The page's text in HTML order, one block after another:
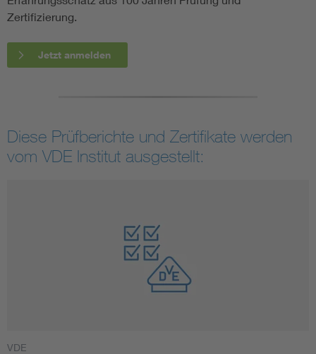
Zertifizierung.
Jetzt anmelden
Diese Prüfberichte und Zertifikate werden
vom VDE Institut ausgestellt:
VDE